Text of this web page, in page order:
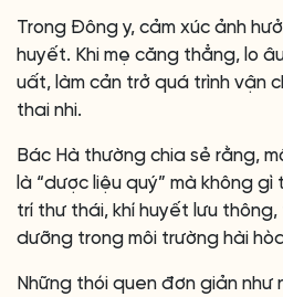
Trong Đông y, cảm xúc ảnh
huyết. Khi mẹ căng thẳng, lo
uất, làm cản trở quá trình vận
thai nhi.
Bác Hà thường chia sẻ rằng,
là “dược liệu quý” mà không
trí thư thái, khí huyết lưu
dưỡng trong môi trường hài
Những thói quen đơn giản